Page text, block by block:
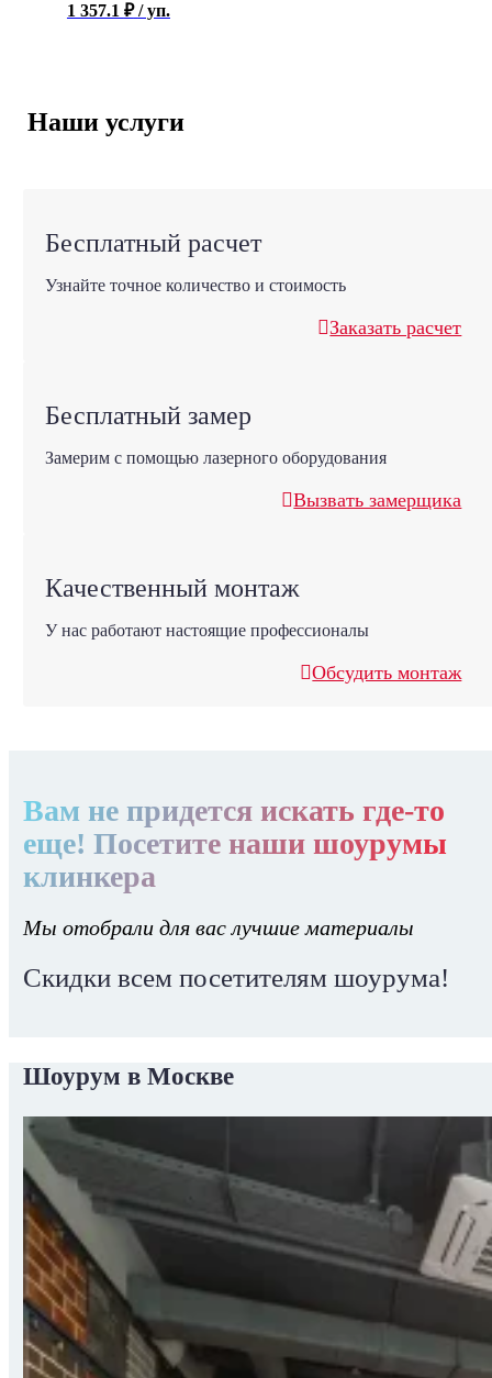
1 357.1 ₽ / уп.
Наши услуги
Бесплатный расчет
Узнайте точное количество и стоимость
Заказать расчет
Бесплатный замер
Замерим с помощью лазерного оборудования
Вызвать замерщика
Качественный монтаж
У нас работают настоящие профессионалы
Обсудить монтаж
Вам не придется искать где-то
еще! Посетите наши шоурумы
клинкера
Мы отобрали для вас лучшие материалы
Скидки всем посетителям шоурума!
Шоурум в Москве